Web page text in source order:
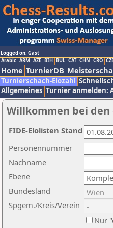
Logged on: Gast
Arabic ARM AZE BIH BUL CAT CHN CRO
Home TurnierDB
Turnierschach-Elozahl
Allgemeines Turnier anmelden:
Willkommen bei den
Nachname
Ebene
Personennummer
Bundesland
Spgem./Kreis/Verein
Nur
FIDE-Elolisten Stand